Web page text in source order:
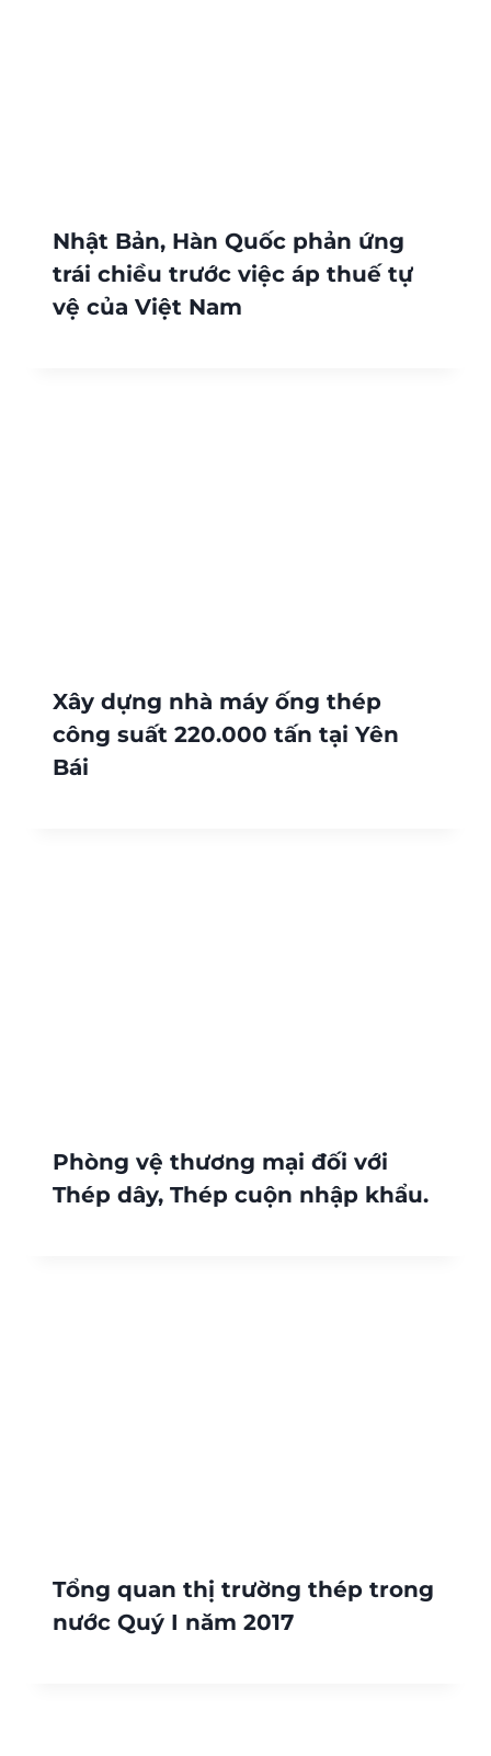
Nhật Bản, Hàn Quốc phản ứng
trái chiều trước việc áp thuế tự
vệ của Việt Nam
Xây dựng nhà máy ống thép
công suất 220.000 tấn tại Yên
Bái
Phòng vệ thương mại đối với
Thép dây, Thép cuộn nhập khẩu.
Tổng quan thị trường thép trong
nước Quý I năm 2017